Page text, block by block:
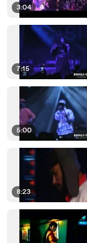
3:04
7:15
5:00
8:23